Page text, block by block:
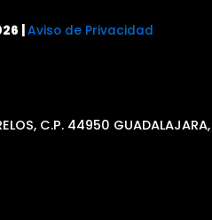
| Aviso de Privacidad
C.P. 44950 GUADALAJARA,